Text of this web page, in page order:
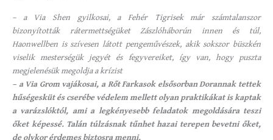
– a Via Shen gyilkosai, a Fehér Tigrisek már számtalanszor
bizonyították rátermettségüket Zászlóháborún innen és túl,
Haonwellben is szívesen látott pengeművészek, akik sokszor büszkén
viselik mesterségük jegyét és fegyvereiket, így van, hogy puszta
megjelenésük megoldja a krízist
– a Via Grom vajákosai, a Rőt Farkasok elsősorban Dorannak tettek
hűségesküt és cserébe védelem mellett olyan praktikákat is kaptak
a varázslóktól, ami a legkényesebb feladatok megoldására teszi
őket képessé. Talán túlzásnak tűnhet hazai terepen bevetni őket,
de olykor érdemes biztosra menni.